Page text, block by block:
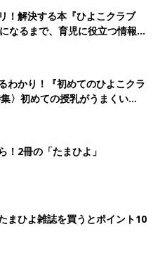
！解決する本『ひよこクラブ
るまで、育児に役立つ情報が
わかり！『初めてのひよこクラ
〉初めての授乳がうまくい
の基本と夏のトラブル 解決テ
！2冊の「たまひよ」
まひよ雑誌を買うとポイント10